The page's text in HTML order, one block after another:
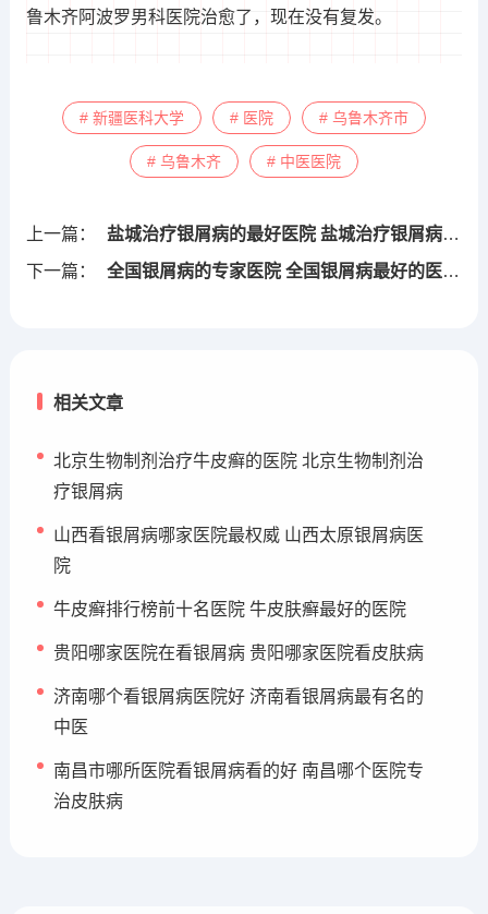
鲁木齐阿波罗男科医院治愈了，现在没有复发。
# 新疆医科大学 # 医院 # 乌鲁木齐市
# 乌鲁木齐 # 中医医院
上一篇：
盐城治疗银屑病的最好医院 盐城治疗银屑病的最好医院是哪家
下一篇：
全国银屑病的专家医院 全国银屑病最好的医院排名
相关文章
北京生物制剂治疗牛皮癣的医院 北京生物制剂治
疗银屑病
山西看银屑病哪家医院最权威 山西太原银屑病医
院
牛皮癣排行榜前十名医院 牛皮肤癣最好的医院
贵阳哪家医院在看银屑病 贵阳哪家医院看皮肤病
济南哪个看银屑病医院好 济南看银屑病最有名的
中医
南昌市哪所医院看银屑病看的好 南昌哪个医院专
治皮肤病